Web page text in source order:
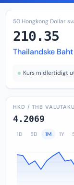
50 Hongkong Dollar
210.35
Thailandske Baht
Kurs midlertidigt
HKD / THB
4.2069
1D 5D 1M 1Y